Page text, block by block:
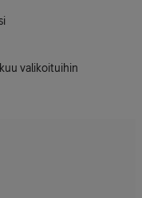
valikoituihin